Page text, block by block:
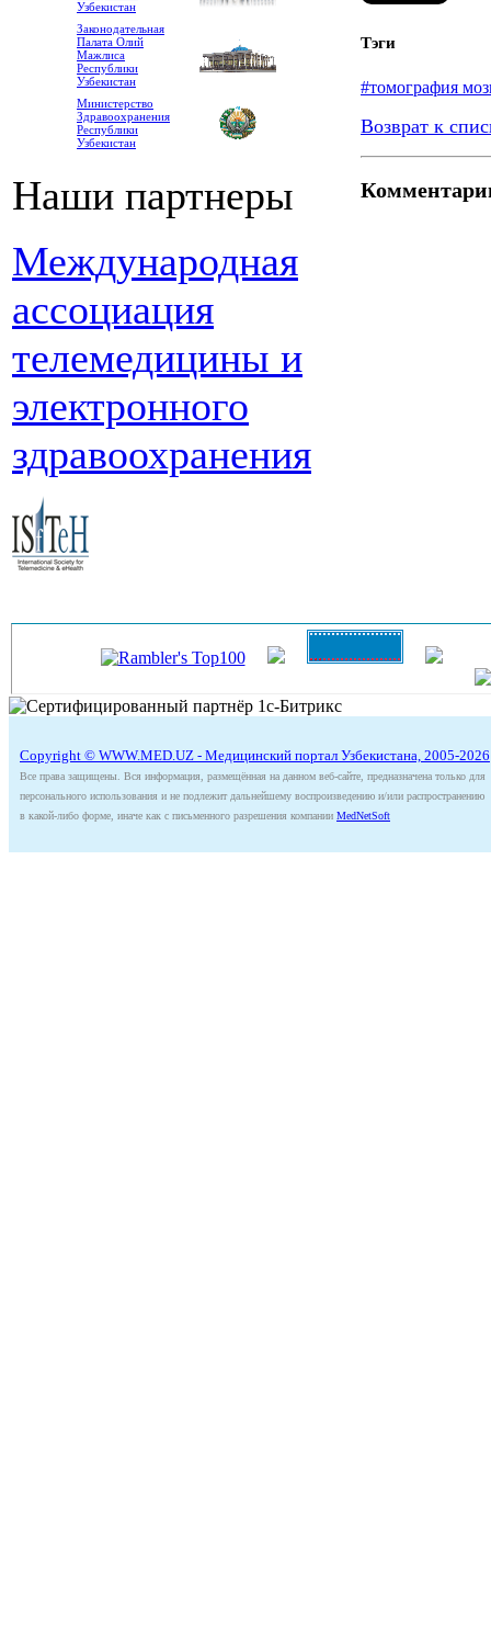
Узбекистан
Законодательная
Палата Олий
Мажлиса
Республики
Узбекистан
Министерство
Здравоохранения
Республики
Узбекистан
Наши партнеры
Международная
ассоциация
телемедицины и
электронного
здравоохранения
Тэги
#томография
Возврат к
Copyright © WWW.MED.UZ - Медицинский портал Узбекистана, 2005-2026
Все права защищены. Вся информация, размещённая на данном веб-сайте, предназначена только для
персонального использования и не подлежит дальнейшему воспроизведению и/или распространению
в какой-либо форме, иначе как с письменного разрешения компании MedNetSoft